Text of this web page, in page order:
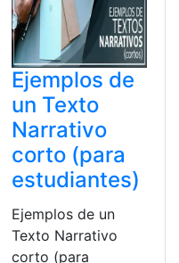
Ejemplos de
un Texto
Narrativo
corto (para
estudiantes)
Ejemplos de un
Texto Narrativo
corto (para